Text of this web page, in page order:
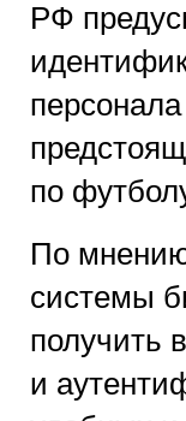
РФ
по
По
системы
получить
и